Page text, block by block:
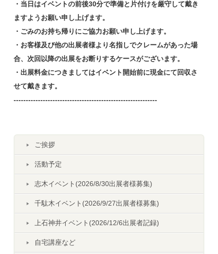
・当日はイベントの前後30分で準備と片付けを厳守して戴き
ますようお願い申し上げます。
・ごみのお持ち帰りにご協力お願い申し上げます。
・お客様及び他の出展者様より名指しでクレームがあった場
合、次回以降の出展をお断りするケースがございます。
・出展料金につきましてはイベント開始前に現金にて回収さ
せて戴きます。
-----------------------------------------------------------
ご挨拶
活動予定
志木イベント(2026/8/30出展者様募集)
千駄木イベント(2026/9/27出展者様募集)
上石神井イベント(2026/12/6出展者記録)
自宅講座など